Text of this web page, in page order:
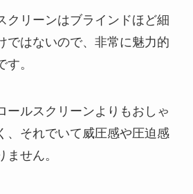
クリーンはブラインドほど細
ではないので、非常に魅力的
。
ールスクリーンよりもおしゃ
、それでいて威圧感や圧迫感
せん。